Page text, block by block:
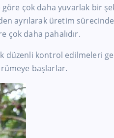
çok daha yuvarlak bir
ayrılarak üretim
çok daha pahalıdır.
düzenli kontrol edilmeleri
başlarlar.